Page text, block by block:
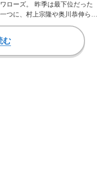
ローズ。 昨季は最下位だった
つに、村上宗隆や奥川恭伸らを
む